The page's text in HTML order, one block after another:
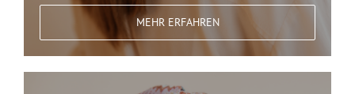
MEHR ERFAHREN